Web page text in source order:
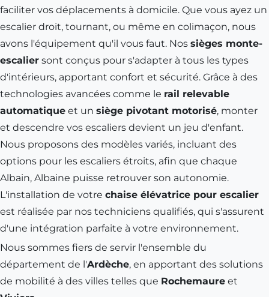
faciliter vos déplacements à domicile. Que vous ayez un
escalier droit, tournant, ou même en colimaçon, nous
avons l'équipement qu'il vous faut. Nos sièges monte-
escalier sont conçus pour s'adapter à tous les types
d'intérieurs, apportant confort et sécurité. Grâce à des
technologies avancées comme le rail relevable
automatique et un siège pivotant motorisé, monter
et descendre vos escaliers devient un jeu d'enfant.
Nous proposons des modèles variés, incluant des
options pour les escaliers étroits, afin que chaque
Albain, Albaine puisse retrouver son autonomie.
L'installation de votre chaise élévatrice pour escalier
est réalisée par nos techniciens qualifiés, qui s'assurent
d'une intégration parfaite à votre environnement.
Nous sommes fiers de servir l'ensemble du
département de l'Ardèche, en apportant des solutions
de mobilité à des villes telles que Rochemaure et